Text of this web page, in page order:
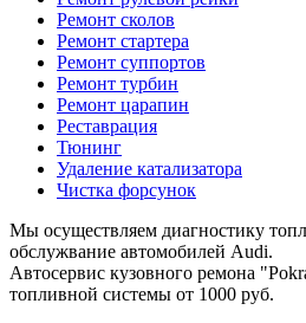
Ремонт сколов
Ремонт стартера
Ремонт суппортов
Ремонт турбин
Ремонт царапин
Реставрация
Тюнинг
Удаление катализатора
Чистка форсунок
Мы осуществляем диагностику
обслужвание автомобилей Audi.
Автосервис кузовного ремона
топливной системы от 1000 руб.